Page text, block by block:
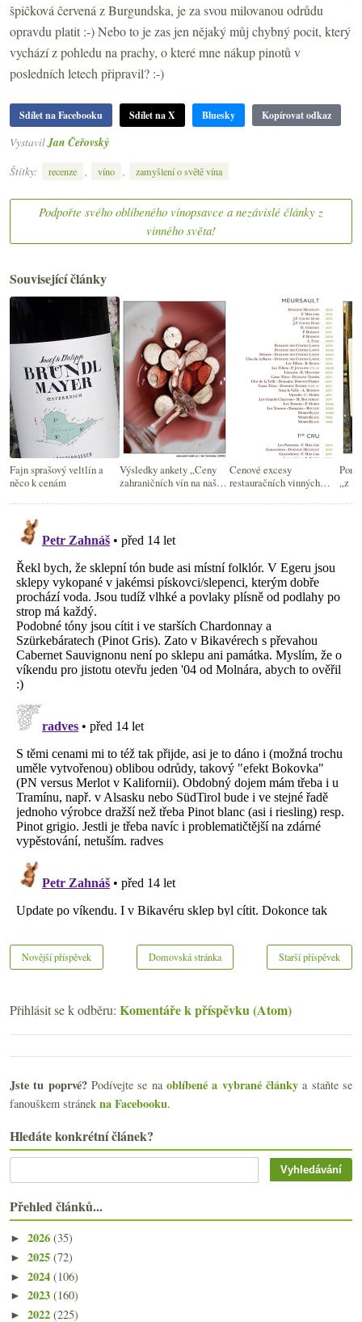
špičková červená z Burgundska, je za svou milovanou odrůdu
opravdu platit :-) Nebo to je zas jen nějaký můj chybný pocit, který
vychází z pohledu na prachy, o které mne nákup pinotů v
posledních letech připravil? :-)
Sdílet na Facebooku Sdílet na X Bluesky Kopírovat odkaz
Vystavil Jan Čeřovský
Štítky:
recenze , víno , zamyšlení o světě vína
Podpořte svého oblíbeného vínopsavce a nezávislé články z
vinného světa!
Související články
Fajn sprašový veltlín a
něco k cenám
Výsledky ankety „Ceny
zahraničních vín na našem
Cenové excesy
restauračních vinných
„z
Novější příspěvek Starší příspěvek
Domovská stránka
Přihlásit se k odběru: Komentáře k příspěvku (Atom)
Jste tu poprvé?Podívejte se naoblíbené a vybrané články a staňte se
fanouškem stránek na Facebooku.
Hledáte konkrétní článek?
Přehled článků...
► 2026 (35)
► 2025 (72)
► 2024 (106)
► 2023 (160)
► 2022 (225)